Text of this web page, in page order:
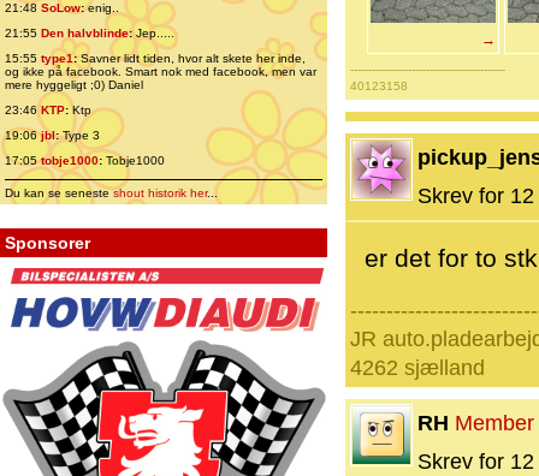
21:48 SoLow:enig..
21:55 Den halvblinde:Jep.....
15:55 type1:Savner lidt tiden, hvor alt skete her inde,
og ikke på facebook. Smart nok med facebook, men var
mere hyggeligt ;0) Daniel
23:46 KTP:Ktp
19:06jbl:Type 3
17:05tobje1000: Tobje1000
Du kan se senesteshout historik her...
Sponsorer
→
-------------------------------------------
40123158
Skrev for
er det for to
JR
4262 sjælland
RH Member
Skrev for